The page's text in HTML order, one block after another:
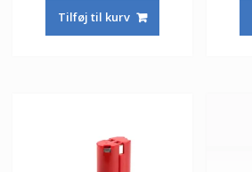
Tilføj til kurv